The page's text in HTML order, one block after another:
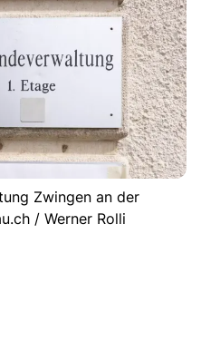
Zwingen an der
/ Werner Rolli